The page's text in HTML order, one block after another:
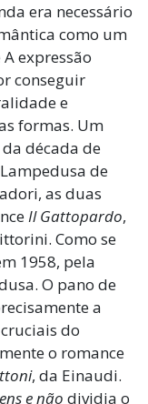
era necessário
como um
expressão
conseguir
e
formas. Um
década de
de
as duas
Il Gattopardo,
Como se
1958, pela
O pano de
a
do
o romance
, da Einaudi.
e não dividia o